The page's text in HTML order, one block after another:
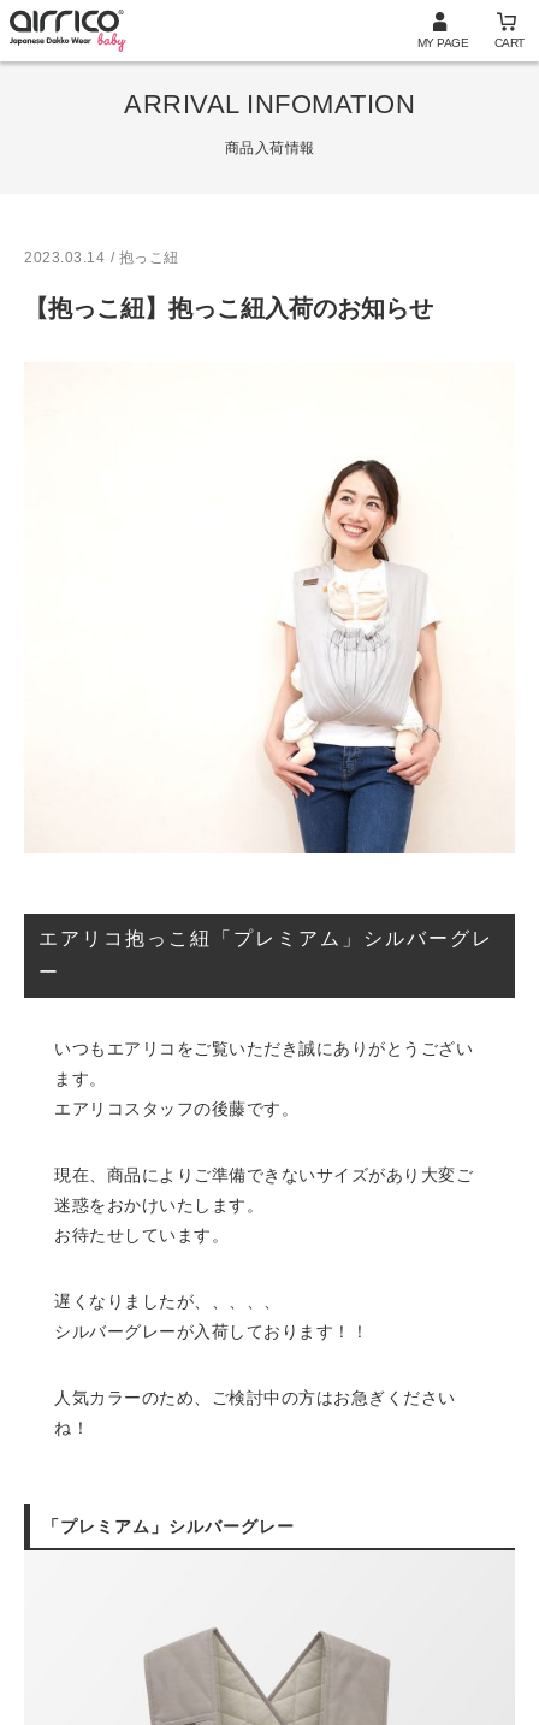
MY PAGE CART
ARRIVAL INFOMATION
商品入荷情報
2023.03.14 / 抱っこ紐
【抱っこ紐】抱っこ紐入荷のお知らせ
エアリコ抱っこ紐「プレミアム」シルバーグレ
ー
いつもエアリコをご覧いただき誠にありがとうござい
ます。
エアリコスタッフの後藤です。
現在、商品によりご準備できないサイズがあり大変ご
迷惑をおかけいたします。
お待たせしています。
遅くなりましたが、、、、、
シルバーグレーが入荷しております！！
人気カラーのため、ご検討中の方はお急ぎください
ね！
「プレミアム」シルバーグレー